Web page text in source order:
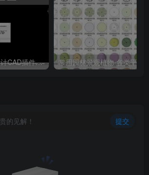
源泉建筑与装饰设计CAD插件工具箱（YQArch 6.7.4）
的见解！ 提交